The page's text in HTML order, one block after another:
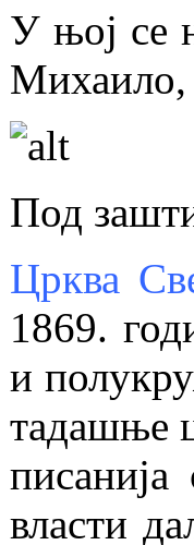
У њој се
Михаило,
Под
Црква
1869.
и
тадашње
власти